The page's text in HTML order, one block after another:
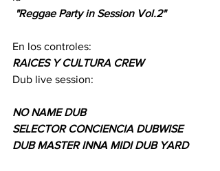
"Reggae Party in Session Vol.2"
En los controles:
RAICES Y CULTURA CREW
Dub live session:
NO NAME DUB
SELECTOR CONCIENCIA DUBWISE
DUB MASTER INNA MIDI DUB YARD